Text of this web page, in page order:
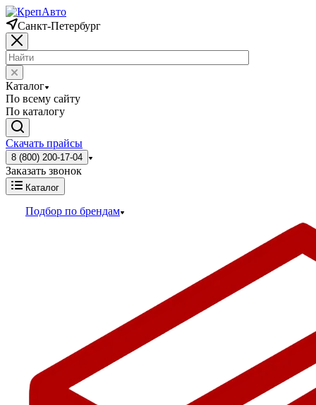
Санкт-Петербург
Каталог
По всему сайту
По каталогу
Скачать прайсы
8 (800) 200-17-04
Заказать звонок
Каталог
Подбор по брендам